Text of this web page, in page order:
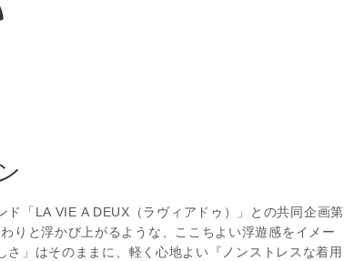
「LA VIE A DEUX（ラヴィアドゥ）」との共同企画第
りと浮かび上がるような、ここちよい浮遊感をイメー
」はそのままに、軽く心地よい『ノンストレスな着用